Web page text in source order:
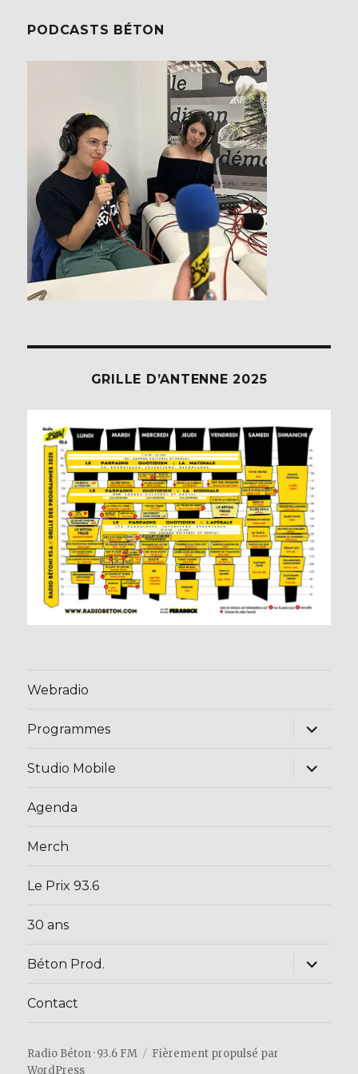
PODCASTS BÉTON
GRILLE D’ANTENNE 2025
Webradio
Programmes
ouvrir
menu
Studio Mobile
ouvrir
Agenda
Merch
Le Prix 93.6
30 ans
Béton Prod.
ouvrir
Contact
Radio Béton · 93.6 FM
Fièrement propulsé par
WordPress